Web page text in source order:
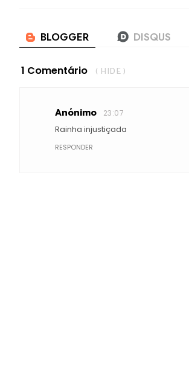
1 Comentário ( HIDE )
Anónimo 23:07
Rainha injustiçada
RESPONDER